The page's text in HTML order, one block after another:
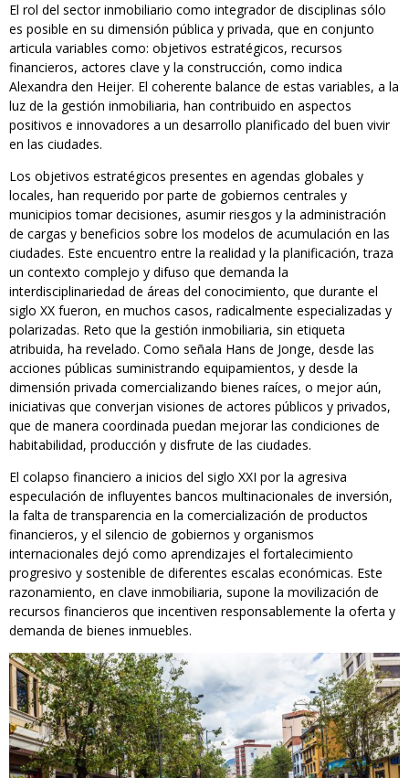
El rol del sector inmobiliario como integrador de disciplinas sólo
es posible en su dimensión pública y privada, que en conjunto
articula variables como: objetivos estratégicos, recursos
financieros, actores clave y la construcción, como indica
Alexandra den Heijer. El coherente balance de estas variables, a la
luz de la gestión inmobiliaria, han contribuido en aspectos
positivos e innovadores a un desarrollo planificado del buen vivir
en las ciudades.
Los objetivos estratégicos presentes en agendas globales y
locales, han requerido por parte de gobiernos centrales y
municipios tomar decisiones, asumir riesgos y la administración
de cargas y beneficios sobre los modelos de acumulación en las
ciudades. Este encuentro entre la realidad y la planificación, traza
un contexto complejo y difuso que demanda la
interdisciplinariedad de áreas del conocimiento, que durante el
siglo XX fueron, en muchos casos, radicalmente especializadas y
polarizadas. Reto que la gestión inmobiliaria, sin etiqueta
atribuida, ha revelado. Como señala Hans de Jonge, desde las
acciones públicas suministrando equipamientos, y desde la
dimensión privada comercializando bienes raíces, o mejor aún,
iniciativas que converjan visiones de actores públicos y privados,
que de manera coordinada puedan mejorar las condiciones de
habitabilidad, producción y disfrute de las ciudades.
El colapso financiero a inicios del siglo XXI por la agresiva
especulación de influyentes bancos multinacionales de inversión,
la falta de transparencia en la comercialización de productos
financieros, y el silencio de gobiernos y organismos
internacionales dejó como aprendizajes el fortalecimiento
progresivo y sostenible de diferentes escalas económicas. Este
razonamiento, en clave inmobiliaria, supone la movilización de
recursos financieros que incentiven responsablemente la oferta y
demanda de bienes inmuebles.